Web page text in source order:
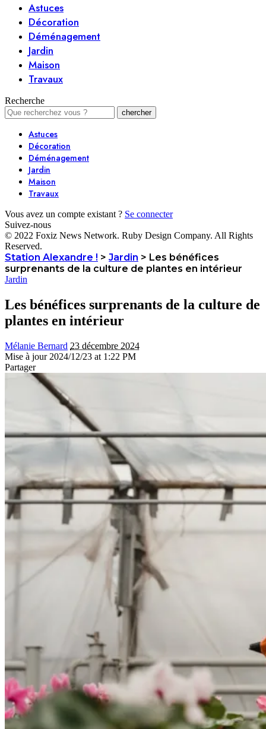
Astuces
Décoration
Déménagement
Jardin
Maison
Travaux
Recherche
Astuces
Décoration
Déménagement
Jardin
Maison
Travaux
Vous avez un compte existant ? Se connecter
Suivez-nous
© 2022 Foxiz News Network. Ruby Design Company. All Rights
Reserved.
Station Alexandre ! > Jardin > Les bénéfices
surprenants de la culture de plantes en intérieur
Jardin
Les bénéfices surprenants de la culture de
plantes en intérieur
Mélanie Bernard 23 décembre 2024
Mise à jour 2024/12/23 at 1:22 PM
Partager